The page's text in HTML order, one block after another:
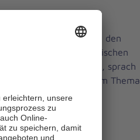
aus Politik, Kirche und den
auch einer Französischen
des Johanniterordens, sprach
als Gastredner zum Thema
Graf zu Castell-